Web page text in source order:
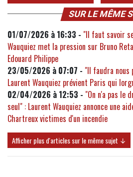
SUR LE MÊME
01/07/2026 à 16:33 - "Il faut savoir
Wauquiez met la pression sur Bruno
Edouard Philippe
23/05/2026 à 07:07 - "Il faudra nous
Laurent Wauquiez prévient Paris qui
02/04/2026 à 12:53 - "On n'a pas le
seul" : Laurent Wauquiez annonce une
Chartreux victimes d'un incendie
Afficher plus d'articles sur le même sujet ↓